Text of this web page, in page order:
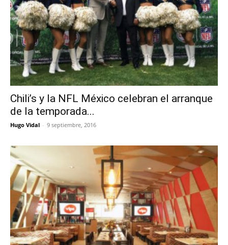
Chili’s y la NFL México celebran el arranque
de la temporada...
Hugo Vidal - 9 septiembre, 2016